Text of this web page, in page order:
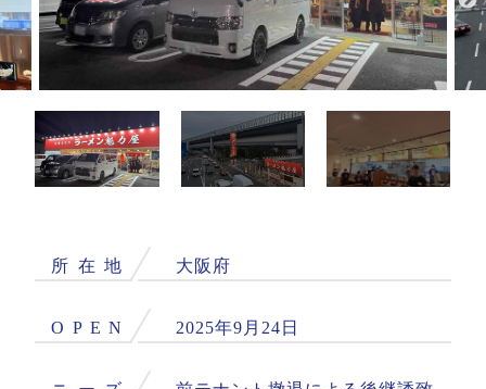
所 在 地 大阪府
O P E N 2025年9月24日